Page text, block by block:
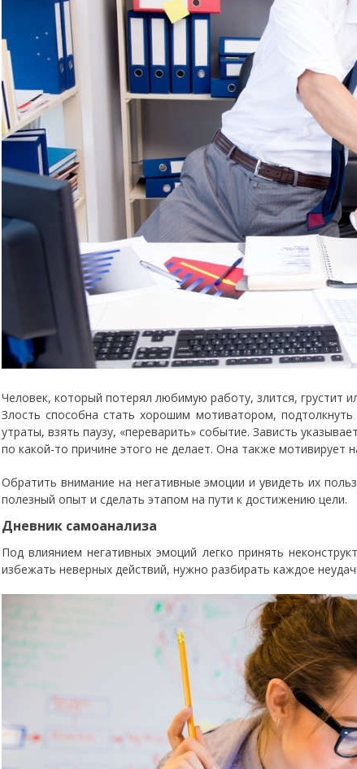
Человек, который потерял любимую работу, злится, грустит
Злость способна стать хорошим мотиватором,
утраты, взять паузу, «переварить» событие. Зависть
по какой-то причине этого не делает. Она также мотивирует
Обратить внимание на негативные эмоции и увидеть их
полезный опыт и сделать этапом на пути к достижению цели.
Дневник самоанализа
Под влиянием негативных эмоций легко принять
избежать неверных действий, нужно разбирать каждое